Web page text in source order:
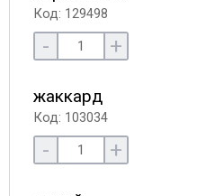
Код: 129498
- +
жаккард
Код: 103034
- +